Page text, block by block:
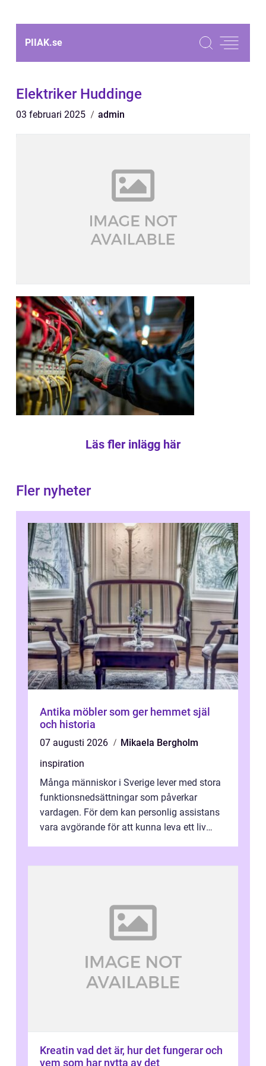
PIIAK.se
Elektriker Huddinge
03 februari 2025 admin
Läs fler inlägg här
Fler nyheter
Antika möbler som ger hemmet själ
och historia
07 augusti 2026
Mikaela Bergholm
inspiration
Många människor i Sverige lever med stora
funktionsnedsättningar som påverkar
vardagen. För dem kan personlig assistans
vara avgörande för att kunna leva ett liv
Kreatin vad det är, hur det fungerar och
vem som har nytta av det